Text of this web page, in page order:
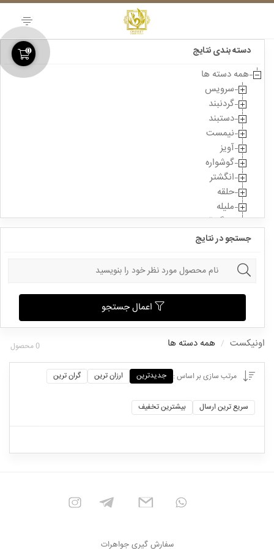
Skip
0 دسته بندی نتایج
همه دسته ها
سرویس
گردنبند
دستبند
نیمست
آویز
گوشواره
انگشتر
حلقه
ملیله
سنگ قیمتی
جستجو در نتایج
اعمال جستجو
اونیکست همه دسته ها 0 محصول
مرتب سازی بر اساس : جدیدترین ارزان ترین گران ترین
سریع ترین ارسال بیشترین تخفیف
سفارش گیری جواهرات